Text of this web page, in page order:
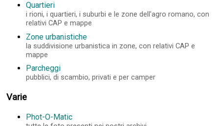
Quartieri
i rioni, i quartieri, i suburbi e le zone dell'agro romano, con
relativi CAP e mappe
Zone urbanistiche
la suddivisione urbanistica in zone, con relativi CAP e
mappe
Parcheggi
pubblici, di scambio, privati e per camper
Varie
Phot-O-Matic